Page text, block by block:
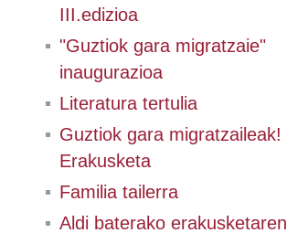
III.edizioa
"Guztiok gara migratzaie"
inaugurazioa
Literatura tertulia
Guztiok gara migratzaileak!
Erakusketa
Familia tailerra
Aldi baterako erakusketaren